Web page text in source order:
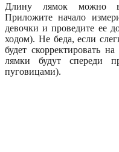
Длину лямок можно
Приложите начало
девочки и проведите ее
ходом). Не беда, если
будет скорректировать
лямки будут спереди
пуговицами).